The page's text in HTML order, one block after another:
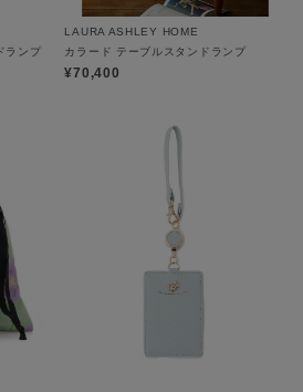
ランプ
LAURA ASHLEY HOME
カラード テーブルスタンドランプ
¥70,400